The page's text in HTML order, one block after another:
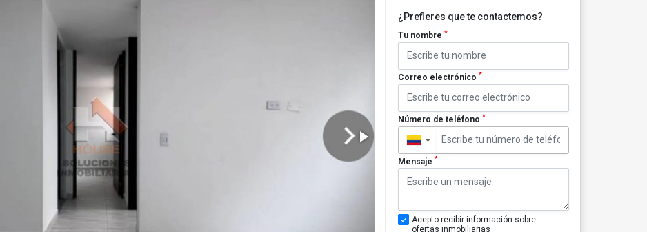
¿Prefieres que te contactemos?
Tu nombre *
Correo electrónico *
Número de teléfono *
▼
Mensaje *
Acepto recibir información sobre
ofertas inmobiliarias